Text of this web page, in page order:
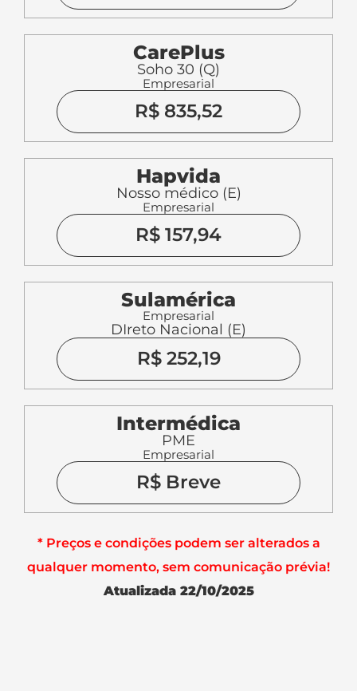
CarePlus
Soho 30 (Q)
Empresarial
R$ 835,52
Hapvida
Nosso médico (E)
Empresarial
R$ 157,94
Sulamérica
Empresarial
DIreto Nacional (E)
R$ 252,19
Intermédica
PME
Empresarial
R$ Breve
* Preços e condições podem ser alterados a
qualquer momento, sem comunicação prévia!
Atualizada 22/10/2025